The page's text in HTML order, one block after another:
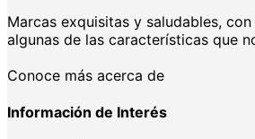
Marcas exquisitas y saludables,
algunas de las características que
Conoce más acerca de
Información de Interés